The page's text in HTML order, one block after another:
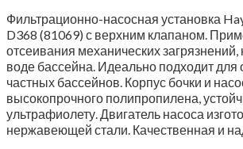
Фильтрационно-насосная установка
D368 (81069) с верхним клапаном.
отсеивания механических
воде бассейна. Идеально подходит для
частных бассейнов. Корпус бочки и
высокопрочного полипропилена,
ультрафиолету. Двигатель насоса
нержавеющей стали. Качественная и